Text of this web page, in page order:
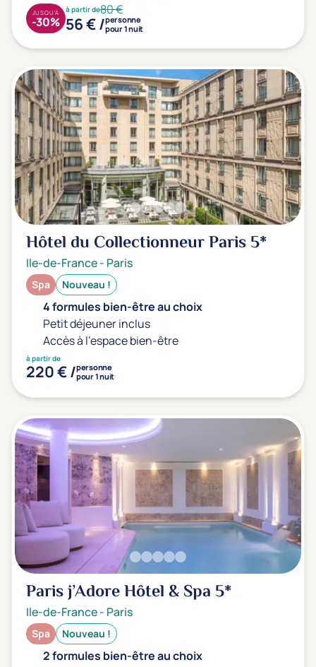
à partir de80 €
56 € /personne
pour 1 nuit
JUSQU'À
-30%
Hôtel du Collectionneur Paris5*
Ile-de-France- Paris
Spa Nouveau !
4 formules bien-être au choix
Petit déjeuner inclus
Accès à l'espace bien-être
à partir de
220 € /personne
pour 1 nuit
Paris j’Adore Hôtel & Spa 5*
Ile-de-France- Paris
Spa Nouveau !
2 formules bien-être au choix